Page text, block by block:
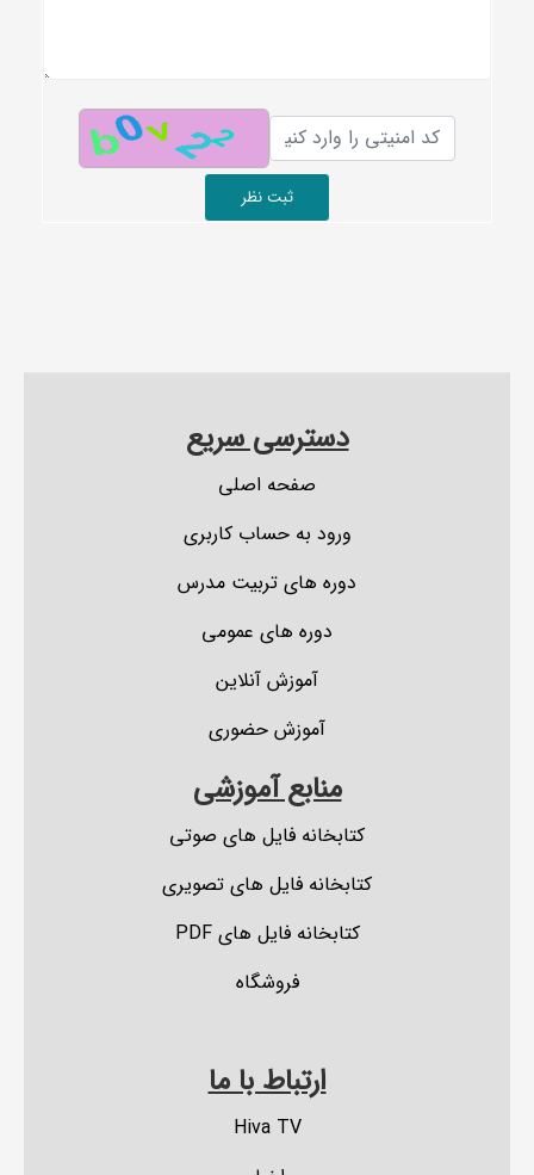
ثبت نظر
دسترسی سریع
صفحه اصلی
ورود به حساب کاربری
دوره های تربیت مدرس
دوره های عمومی
آموزش آنلاین
آموزش حضوری
منابع آموزشی
کتابخانه فایل های صوتی
کتابخانه فایل های تصویری
کتابخانه فایل های PDF
فروشگاه
ارتباط با ما
Hiva TV